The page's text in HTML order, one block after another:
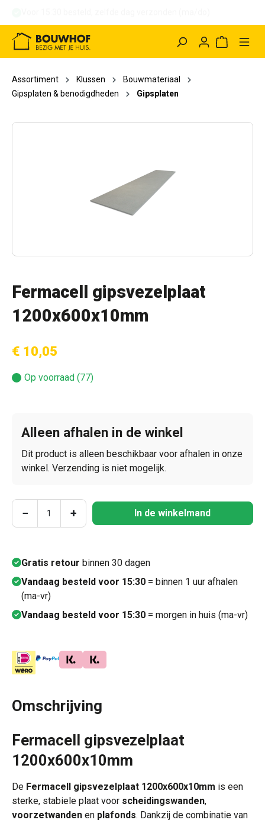
Assortiment Klussen
Bouwmateriaal
Gipsplaten & benodigdheden
Gipsplaten
Fermacell gipsvezelplaat
1200x600x10mm
€ 10,05
Op voorraad (77)
Alleen afhalen in de winkel
Dit product is alleen beschikbaar voor afhalen in onze
winkel. Verzending is niet mogelijk.
Producthoeveelheid: Voer de gewenste
− + In de winkelmand
Gratis retour binnen 30 dagen
Vandaag besteld voor 15:30 = binnen 1 uur afhalen
(ma-vr)
Vandaag besteld voor 15:30 = morgen in huis (ma-vr)
Omschrijving
Fermacell gipsvezelplaat
1200x600x10mm
De Fermacell gipsvezelplaat 1200x600x10mm is een
sterke, stabiele plaat voor scheidingswanden,
voorzetwanden en plafonds. Dankzij de combinatie van